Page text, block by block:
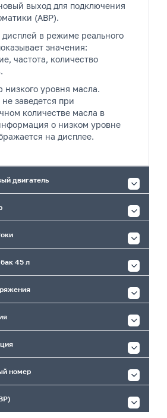
выход для подключения
(АВР).
в режиме реального
значения:
частота, количество
низкого уровня масла.
не заведется при
количестве масла в
о низком уровне
на дисплее.
двигатель
45 л
номер